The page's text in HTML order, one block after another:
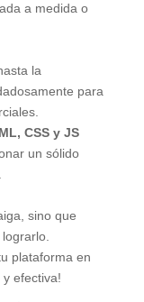
a medida o
la
para
CSS y JS
un sólido
sino que
plataforma en
efectiva!